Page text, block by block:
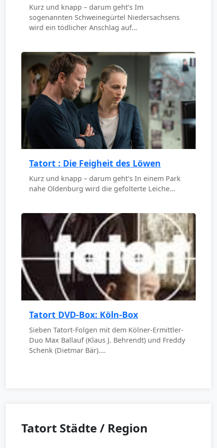
Kurz und knapp – darum geht's Im
sogenannten Schweinegürtel Niedersachsens
wird ein tödlicher Anschlag auf…
Tatort : Die Feigheit des Löwen
Kurz und knapp – darum geht's In einem Park
nahe Oldenburg wird die gefolterte Leiche…
Tatort DVD-Box: Köln-Box
Sieben Tatort-Folgen mit dem Kölner-Ermittler-
Duo Max Ballauf (Klaus J. Behrendt) und Freddy
Schenk (Dietmar Bär).…
Tatort Städte / Region